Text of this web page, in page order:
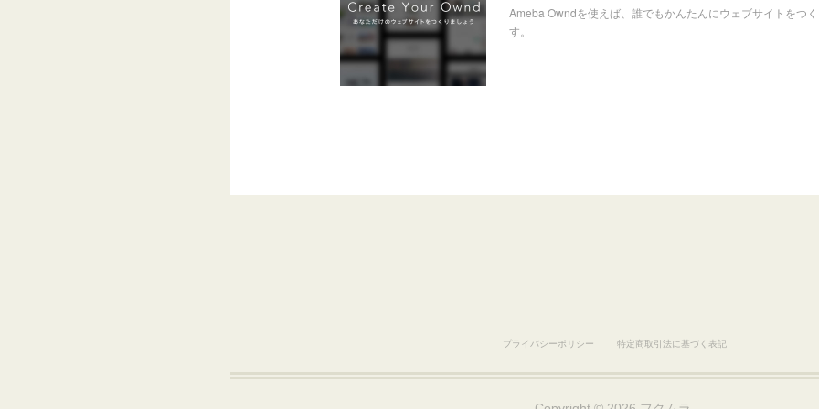
Ameba Owndを使えば、誰でもかんたんにウェブサイトをつ
す。
プライバシーポリシー 特定商取引法に基づく表記